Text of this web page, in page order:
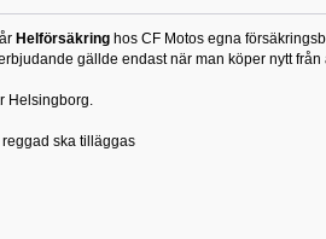
Helförsäkringhos CF Motos egna
gällde endast när man köper nytt
Helsingborg.
reggad ska tilläggas